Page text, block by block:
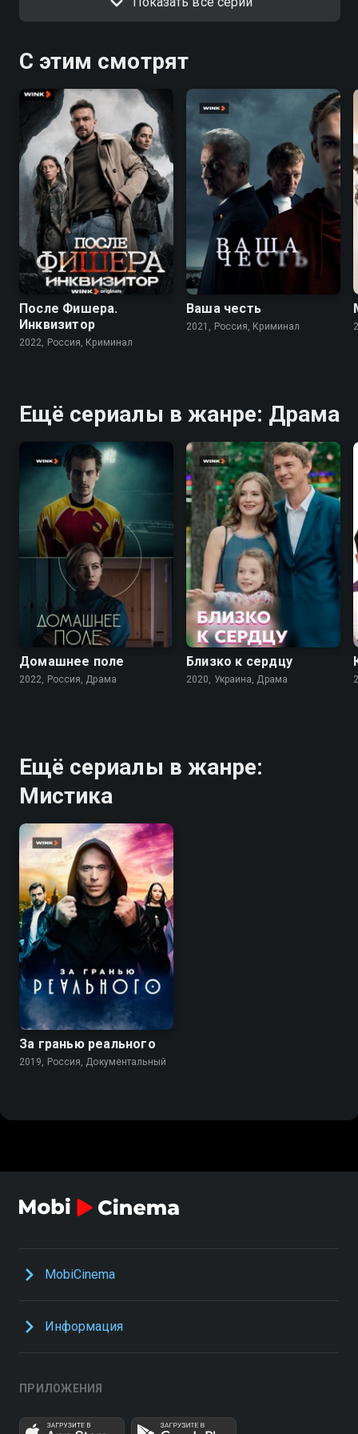
С этим смотрят
7.9 6.8
После Фишера.
Инквизитор
2022, Россия, Криминал
8.2 7.2
Ваша честь
2021, Россия, Криминал
Ещё сериалы в жанре: Драма
7.3
Домашнее поле
2022, Россия, Драма
7.1
Близко к сердцу
2020, Украина, Драма
Ещё сериалы в жанре:
Мистика
7.3
За гранью реального
2019, Россия, Документальный
MobiCinema
Информация
ПРИЛОЖЕНИЯ